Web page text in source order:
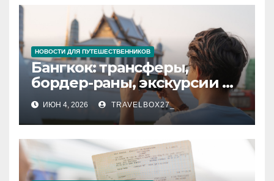
НОВОСТИ ДЛЯ ПУТЕШЕСТВЕННИКОВ
Бангкок: трансферы,
бордер-раны, экскурсии и
билеты — полное
руководство
ИЮН 4, 2026 TRAVELBOX27_